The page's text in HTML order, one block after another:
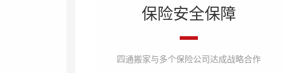
保险安全保障
四通搬家与多个保险公司达成战略合作